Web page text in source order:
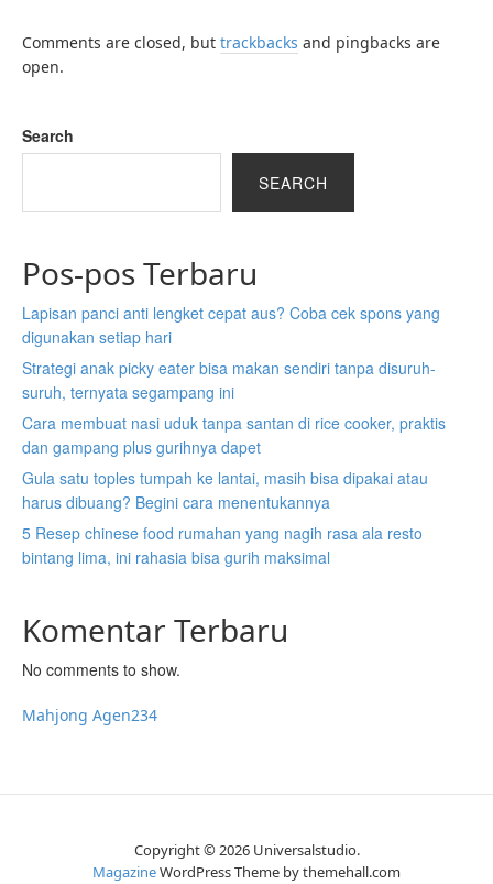
Comments are closed, but trackbacks and pingbacks are
open.
Search
SEARCH
Pos-pos Terbaru
Lapisan panci anti lengket cepat aus? Coba cek spons yang
digunakan setiap hari
Strategi anak picky eater bisa makan sendiri tanpa disuruh-
suruh, ternyata segampang ini
Cara membuat nasi uduk tanpa santan di rice cooker, praktis
dan gampang plus gurihnya dapet
Gula satu toples tumpah ke lantai, masih bisa dipakai atau
harus dibuang? Begini cara menentukannya
5 Resep chinese food rumahan yang nagih rasa ala resto
bintang lima, ini rahasia bisa gurih maksimal
Komentar Terbaru
No comments to show.
Mahjong Agen234
Copyright © 2026 Universalstudio.
MagazineWordPress Theme by themehall.com